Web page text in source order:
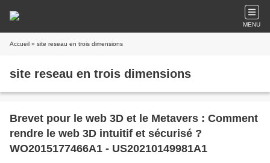
MENU
Accueil » site reseau en trois dimensions
site reseau en trois dimensions
Brevet pour le web 3D et le Metavers : Comment
rendre le web 3D intuitif et sécurisé ?
WO2015177466A1 - US20210149981A1